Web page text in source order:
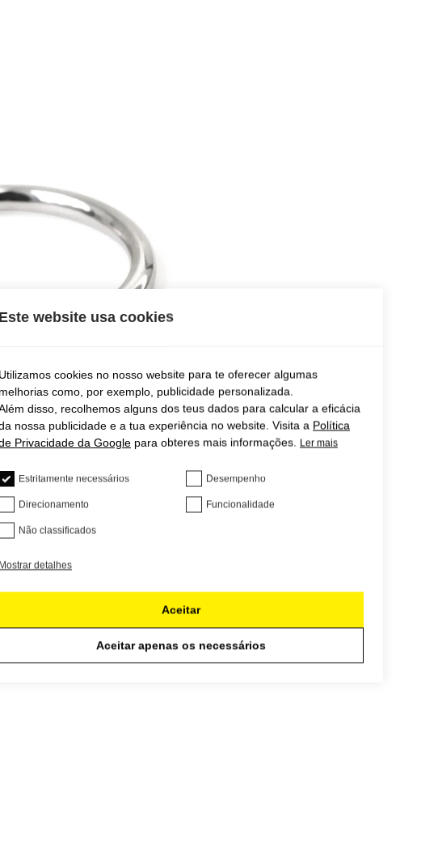
Este website usa cookies
Utilizamos cookies no nosso website para te oferecer algumas
melhorias como, por exemplo, publicidade personalizada.
disso, recolhemos alguns dos teus dados para calcular a eficácia
nossa publicidade e a tua experiência no website. Visita a Política
Privacidade da Google para obteres mais informações. Ler mais
Estritamente necessários Desempenho
Direcionamento Funcionalidade
Não classificados
Mostrar detalhes
Aceitar
Aceitar apenas os necessários